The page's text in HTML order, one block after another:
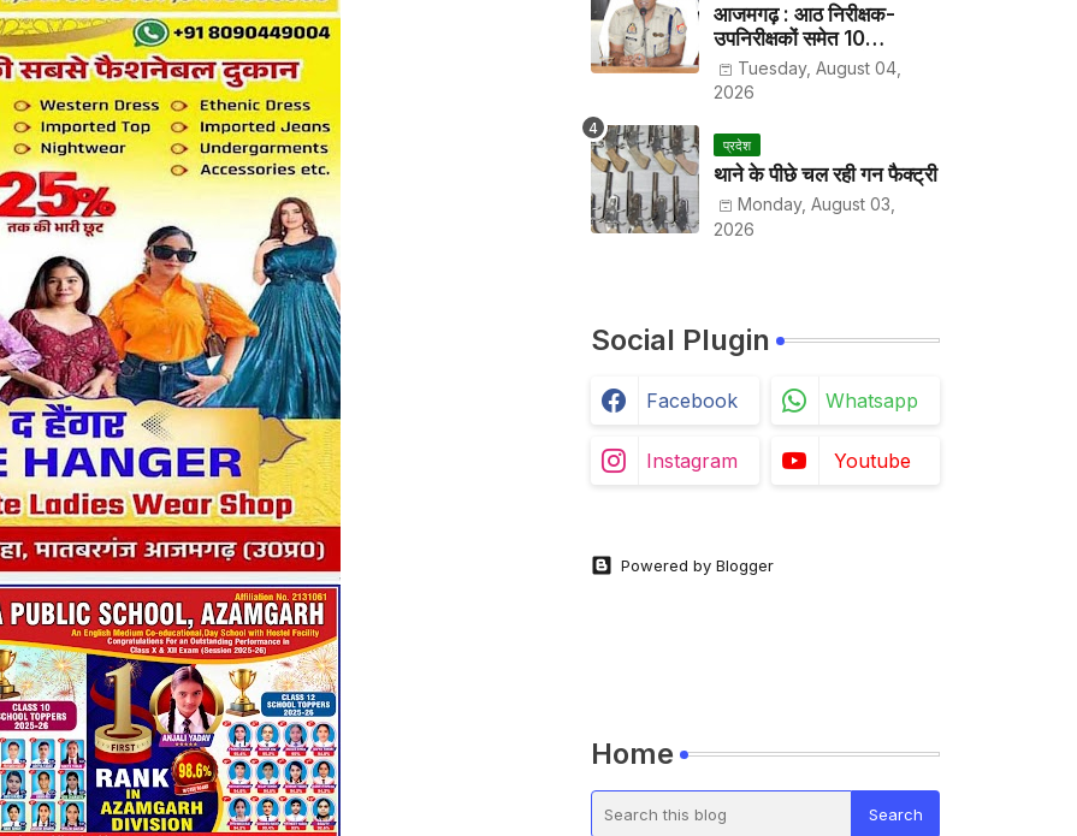
आजमगढ़ : आठ निरीक्षक-
उपनिरीक्षकों समेत 10
अधिकारियों के तबादले
Tuesday, August 04,
2026
प्रदेश
थाने के पीछे चल रही गन फैक्ट्री
Monday, August 03,
2026
Social Plugin
Facebook Whatsapp
Instagram Youtube
Powered by Blogger
Home